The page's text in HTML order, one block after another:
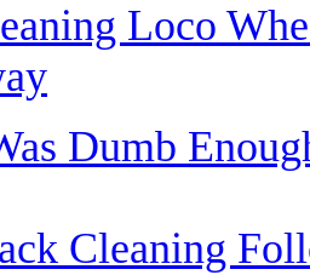
Loco
Dumb
Cleaning